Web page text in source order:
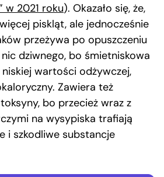
w 2021 roku). Okazało się, że,
piskląt, ale jednocześnie
przeżywa po opuszczeniu
dziwnego, bo śmietniskowa
wartości odżywczej,
Zawiera też
bo przecież wraz z
na wysypiska trafiają
i szkodliwe substancje